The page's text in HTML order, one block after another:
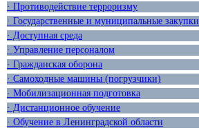
· Противодействие терроризму
· Государственные и муниципальные закупки
· Доступная среда
· Управление персоналом
· Гражданская оборона
· Самоходные машины (погрузчики)
· Мобилизационная подготовка
· Дистанционное обучение
· Обучение в Ленинградской области